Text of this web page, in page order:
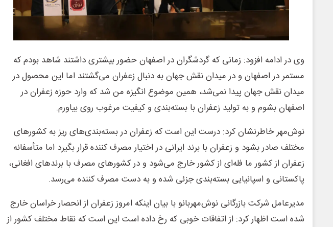
وی در ادامه افزود: زمانی که گردشگران در اصفهان حضور بیشتری داشتند شاهد بودم که
مستمر در اصفهان و در میدان نقش جهان به دنبال زعفران می‌گشتند اما این محصول در
میدان نقش جهان پیدا نمی‌شد، همین موضوع انگیزه من شد که وارد حوزه زعفران در
اصفهان بشوم و به تولید زعفران با بسته‌بندی و کیفیت مرغوب روی بیاورم.
نوش‌مهر خاطرنشان کرد: درست این است که زعفران در بسته‌بندی‌های ریز به کشورهای
مختلف صادر بشود و زعفران با برند ایرانی در اختیار مصرف کننده قرار بگیرد اما متأسفانه
زعفران از کشور ما فله‌ای از کشور خارج می‌شود و در کشورهای مصرف با برندهای افغانی،
پاکستانی و اسپانیایی بسته‌بندی جزئی شده و به دست مصرف کننده می‌رسد.
مدیرعامل شرکت بازرگانی نوش‌مهربانو با بیان اینکه امروز زعفران از انحصار خراسان خارج
شده است اظهار کرد: از اتفاقات خوبی که رخ داده است این است که نقاط مختلف کشور از